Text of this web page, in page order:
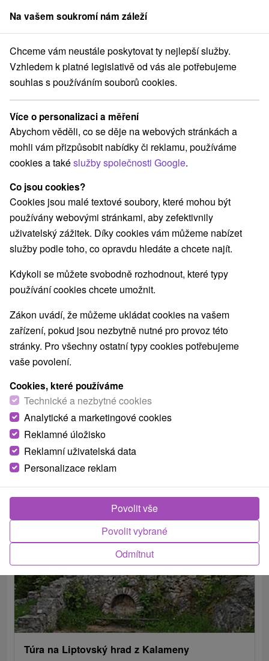
člen skupinySorger
na Slovensku Stredné Slovensko Žilinský kraj Kalameny
Atrakce Kalameny a v okolí
Kategorie
Všechny kategorie
Pramene(1)
Túry a turistické chodníky(1)
Termální pramen s jezírkem Kalameny
Žilinský kraj -
Uměle vybudovaný termální vrt a jezírko o rozměrech
přibližně 20 x 10 m v Kalamenskej údolí, za obcí
Kalameny (cca 1 km od obce). Voda v...
ZOBRAZIT
Túra na Liptovský hrad z Kalameny
Na vašem soukromí nám záleží
Chceme vám neustále poskytovat ty nejlepší služby.
Vzhledem k platné legislativě od vás ale potřebujeme
souhlas s používáním souborů cookies.
Více o personalizaci a měření
Abychom věděli, co se děje na webových stránkách a
mohli vám přizpůsobit nabídky či reklamu, používáme
cookies a takéslužby společnosti Google.
Co jsou cookies?
Cookies jsou malé textové soubory, které mohou být
používány webovými stránkami, aby zefektivnily
uživatelský zážitek. Díky cookies vám můžeme nabízet
služby podle toho, co opravdu hledáte a chcete najít.
Kdykoli se můžete svobodně rozhodnout, které typy
používání cookies chcete umožnit.
Zákon uvádí, že můžeme ukládat cookies na vašem
zařízení, pokud jsou nezbytně nutné pro provoz této
stránky. Pro všechny ostatní typy cookies potřebujeme
vaše povolení.
Cookies, které používáme
Technické a nezbytné cookies
Analytické a marketingové cookies
Reklamné úložisko
Reklamní uživatelská data
Personalizace reklam
Odmítnut
Povolit vybrané
Povolit vše